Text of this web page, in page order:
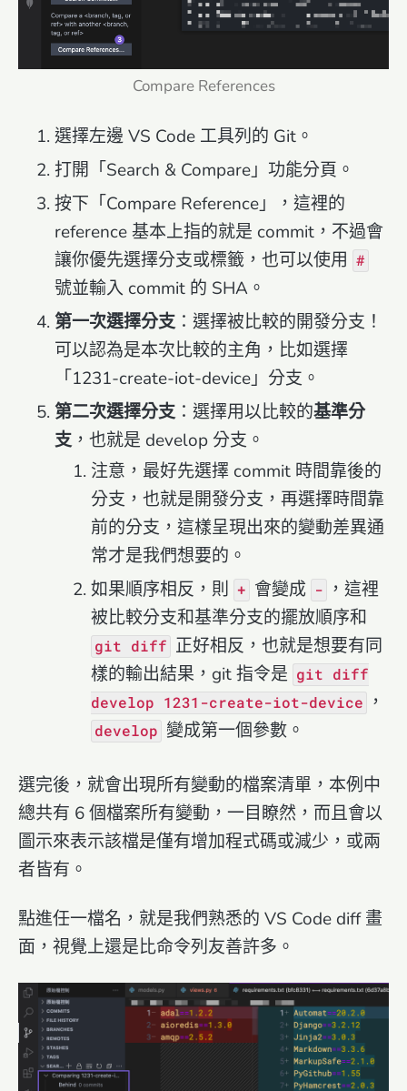
Compare References
選擇左邊 VS Code 工具列的 Git。
打開「Search & Compare」功能分頁。
按下「Compare Reference」，這裡的
reference 基本上指的就是 commit，不過會
讓你優先選擇分支或標籤，也可以使用 #
號並輸入 commit 的 SHA。
第一次選擇分支：選擇被比較的開發分支！
可以認為是本次比較的主角，比如選擇
「1231-create-iot-device」分支。
第二次選擇分支：選擇用以比較的基準分
支，也就是 develop 分支。
注意，最好先選擇 commit 時間靠後的
分支，也就是開發分支，再選擇時間靠
前的分支，這樣呈現出來的變動差異通
常才是我們想要的。
如果順序相反，則 + 會變成 - ，這裡
被比較分支和基準分支的擺放順序和
git diff 正好相反，也就是想要有同
樣的輸出結果，git 指令是 git diff
develop 1231-create-iot-device ，
develop 變成第一個參數。
選完後，就會出現所有變動的檔案清單，本例中
總共有 6 個檔案所有變動，一目瞭然，而且會以
圖示來表示該檔是僅有增加程式碼或減少，或兩
者皆有。
點進任一檔名，就是我們熟悉的 VS Code diff 畫
面，視覺上還是比命令列友善許多。